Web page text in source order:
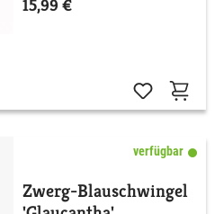
15,99 €
verfügbar
Zwerg-Blauschwingel